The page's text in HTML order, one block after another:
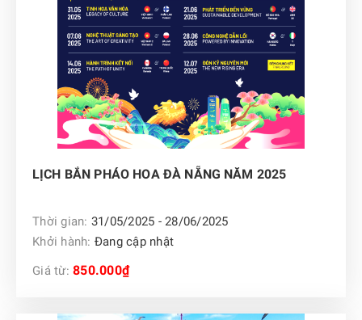
LỊCH BẮN PHÁO HOA ĐÀ NẴNG NĂM 2025
Thời gian: 31/05/2025 - 28/06/2025
Khởi hành: Đang cập nhật
Giá từ: 850.000₫